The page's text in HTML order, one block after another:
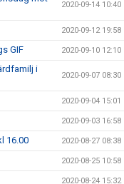
2020-09-14 10:40
2020-09-12 19:58
GIF 2020-09-10 12:10
i
2020-09-07 08:30
2020-09-04 15:01
2020-09-03 16:58
16.00 2020-08-27 08:38
2020-08-25 10:58
2020-08-24 15:32